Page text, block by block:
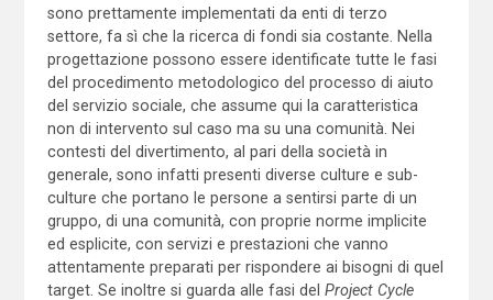
sono prettamente implementati da enti di terzo
settore, fa sì che la ricerca di fondi sia costante. Nella
progettazione possono essere identificate tutte le fasi
del procedimento metodologico del processo di aiuto
del servizio sociale, che assume qui la caratteristica
non di intervento sul caso ma su una comunità. Nei
contesti del divertimento, al pari della società in
generale, sono infatti presenti diverse culture e sub-
culture che portano le persone a sentirsi parte di un
gruppo, di una comunità, con proprie norme implicite
ed esplicite, con servizi e prestazioni che vanno
attentamente preparati per rispondere ai bisogni di quel
target. Se inoltre si guarda alle fasi del Project Cycle